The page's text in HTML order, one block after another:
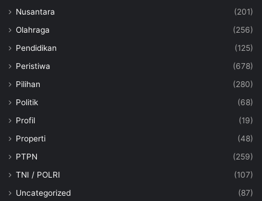
Nusantara
(201)
Olahraga
(256)
Pendidikan
(125)
Peristiwa
(678)
Pilihan
(280)
Politik
(68)
Profil
(19)
Properti
(48)
PTPN
(259)
TNI / POLRI
(107)
Uncategorized
(87)